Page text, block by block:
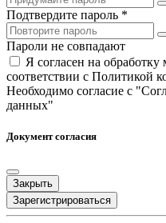
Подтвердите пароль *
Пароли не совпадают
Я согласен на
соответствии с Политикой
Необходимо согласие с
данных"
Документ согласия
Закрыть
Зарегистрироваться